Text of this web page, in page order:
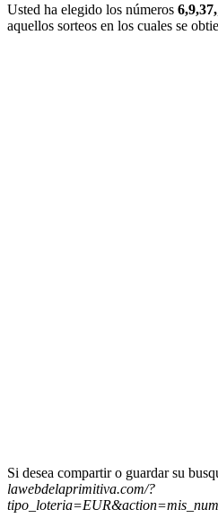
Usted ha elegido los números 6,9,37,
aquellos sorteos en los cuales se
Si desea compartir o guardar su
lawebdelaprimitiva.com/?